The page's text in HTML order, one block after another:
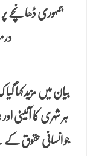
جمہوری ڈھانچے
بیان میں مزید کہا
ہر شہری کا آئینی
جو انسانی حقوق